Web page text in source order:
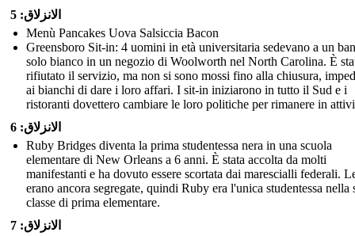
الانزلاق: 5
Menù Pancakes Uova Salsiccia Bacon
Greensboro Sit-in: 4 uomini in età universitaria sedevano a un
solo bianco in un negozio di Woolworth nel North Carolina. È
rifiutato il servizio, ma non si sono mossi fino alla chiusura,
ai bianchi di dare i loro affari. I sit-in iniziarono in tutto il Sud e i
ristoranti dovettero cambiare le loro politiche per rimanere in
الانزلاق: 6
Ruby Bridges diventa la prima studentessa nera in una scuola
elementare di New Orleans a 6 anni. È stata accolta da molti
manifestanti e ha dovuto essere scortata dai marescialli federali.
erano ancora segregate, quindi Ruby era l'unica studentessa nella
classe di prima elementare.
الانزلاق: 7